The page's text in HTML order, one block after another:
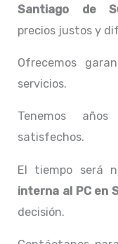
Santiago de
precios justos y
Ofrecemos
servicios.
Tenemos
satisfechos.
El tiempo será
interna al PCen
decisión.